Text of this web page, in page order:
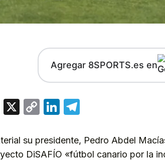
Agregar 8SPORTS.es en
WhatsApp
X
CopyLinkedIn
su presidente, Pedro Abdel
DiSAFÍO «fútbol canario por la